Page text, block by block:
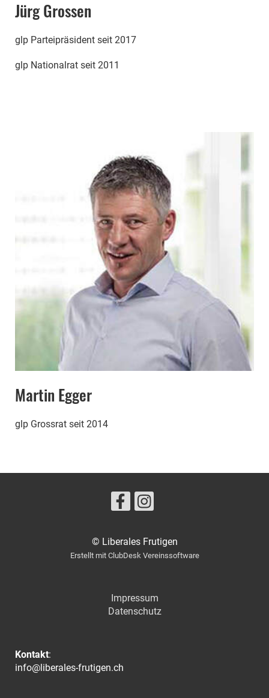
Jürg Grossen
glp Parteipräsident seit 2017
glp Nationalrat seit 2011
Martin Egger
glp Grossrat seit 2014
© Liberales Frutigen
Erstellt mit ClubDesk Vereinssoftware
Impressum
Datenschutz
Kontakt:
info@liberales-frutigen.ch